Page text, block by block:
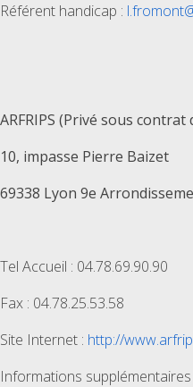
Référent handicap :
ARFRIPS (Privé sous
10, impasse Pierre Baizet
69338 Lyon 9e
Tel Accueil : 04.78.69.90.90
Fax : 04.78.25.53.58
Site Internet : http://
Informations supplémentaires